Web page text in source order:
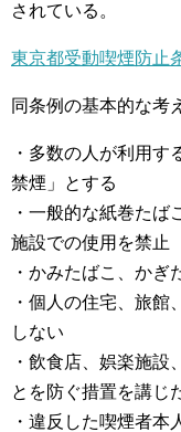
されている。
東京都受動喫煙防止
同条例の基本的な考
・多数の人が利用
禁煙」とする
・一般的な紙巻た
施設での使用を禁止
・かみたばこ、かぎ
・個人の住宅、旅館
しない
・飲食店、娯楽施設
とを防ぐ措置を講じ
・違反した喫煙者